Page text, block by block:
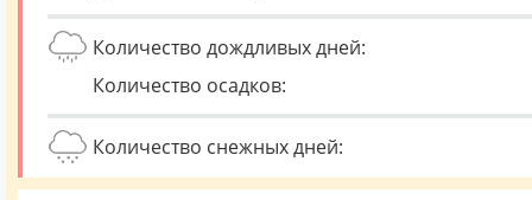
Количество дождливых дней:
Количество осадков:
Количество снежных дней: